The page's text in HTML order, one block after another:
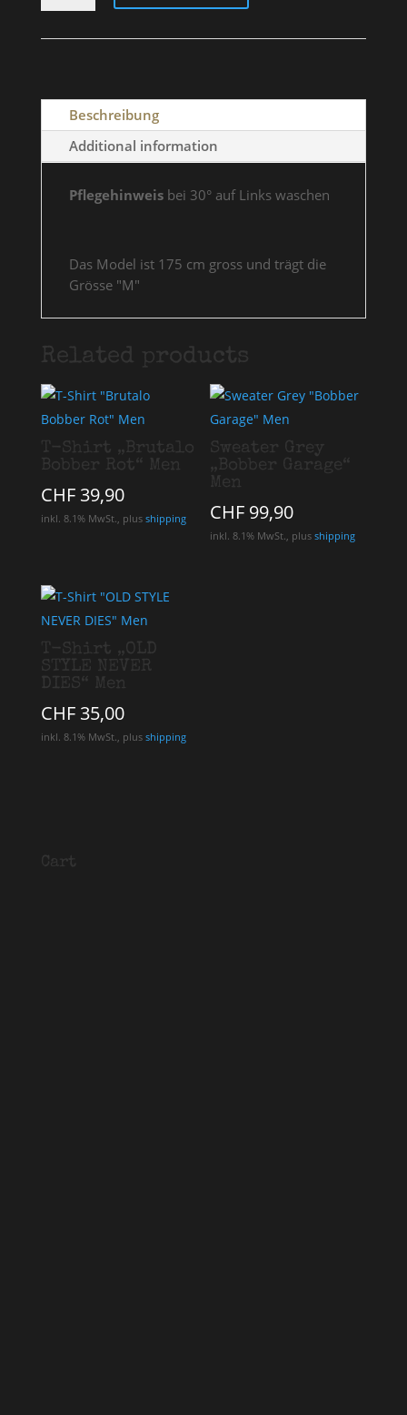
"BUILD
Beschreibung
Additional information
Pflegehinweis bei 30° auf Links waschen
Das Model ist 175 cm gross und trägt die
Grösse "M"
Related products
T-Shirt „Brutalo
Bobber Rot“ Men
CHF39,90
inkl. 8.1% MwSt., plus shipping
Sweater Grey
„Bobber Garage“
Men
CHF 99,90
inkl. 8.1% MwSt., plusshipping
T-Shirt „OLD
STYLE NEVER
DIES“ Men
CHF35,00
inkl. 8.1% MwSt., plus shipping